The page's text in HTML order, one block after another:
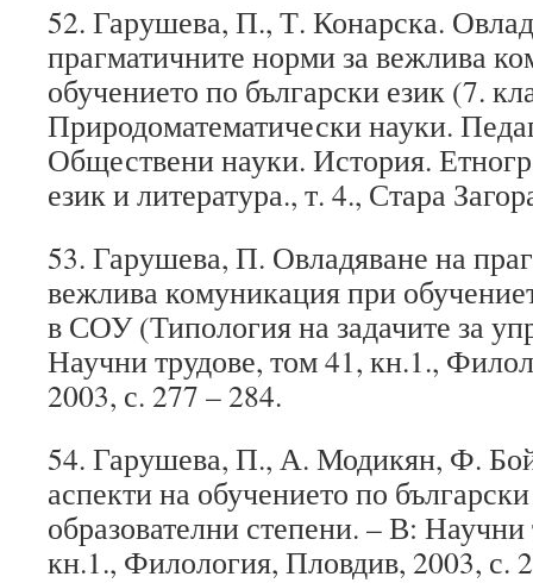
52. Гарушева, П., Т. Конарска.
прагматичните норми за вежлива
обучението по български език (7.
Природоматематически науки.
Обществени науки. История.
език и литература., т. 4., Стара
53. Гарушева, П. Овладяване на
вежлива комуникация при
в СОУ (Типология на задачите за
Научни трудове, том 41, кн.1.,
2003, с. 277 – 284.
54. Гарушева, П., А. Модикян, Ф.
аспекти на обучението по
образователни степени. – В: Научни
кн.1., Филология, Пловдив, 2003, с.